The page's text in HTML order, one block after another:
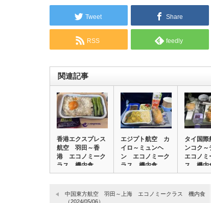
Tweet Share
RSS feedly
関連記事
香港エクスプレス
航空 羽田～香
港 エコノミーク
ラス 機内食
（20…
エジプト航空 カ
イロ～ミュンヘ
ン エコノミーク
ラス 機内食
（20…
タイ国
ンコク
エコノミ
ス 機内
（202…
中国東方航空 羽田～上海 エコノミークラス 機内食
（2024/05/06）